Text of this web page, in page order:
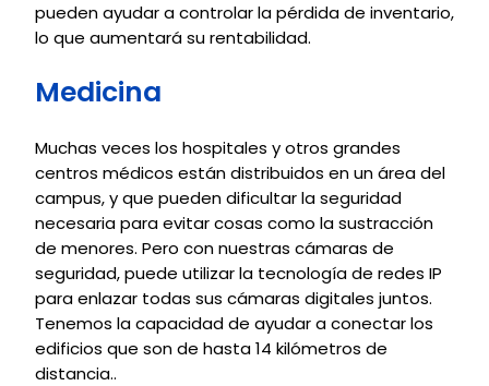
pueden ayudar a controlar la pérdida de inventario,
lo que aumentará su rentabilidad.
Medicina
Muchas veces los hospitales y otros grandes
centros médicos están distribuidos en un área del
campus, y que pueden dificultar la seguridad
necesaria para evitar cosas como la sustracción
de menores. Pero con nuestras cámaras de
seguridad, puede utilizar la tecnología de redes IP
para enlazar todas sus cámaras digitales juntos.
Tenemos la capacidad de ayudar a conectar los
edificios que son de hasta 14 kilómetros de
distancia..